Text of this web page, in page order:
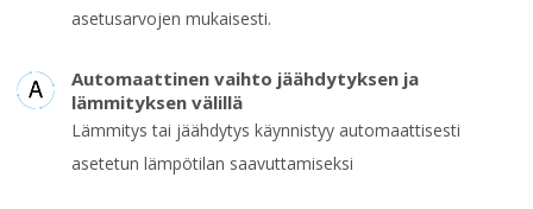
asetusarvojen mukaisesti.
Automaattinen vaihto jäähdytyksen ja
lämmityksen välillä
Lämmitys tai jäähdytys käynnistyy automaattisesti
asetetun lämpötilan saavuttamiseksi